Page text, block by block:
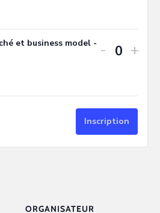
ORGANISATEUR
et business model - - +
Inscription